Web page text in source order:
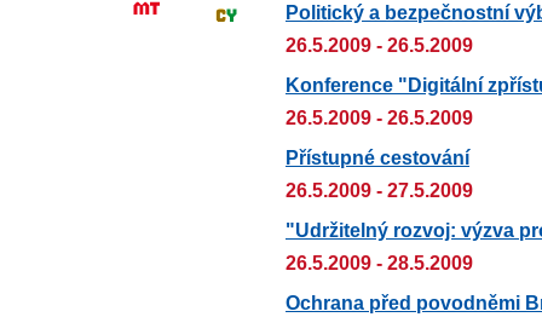
Politický a bezpečnostní
26.5.2009 - 26.5.2009
Konference "Digitální
26.5.2009 - 26.5.2009
Přístupné cestování
26.5.2009 - 27.5.2009
"Udržitelný rozvoj: výzva
26.5.2009 - 28.5.2009
Ochrana před povodněmi